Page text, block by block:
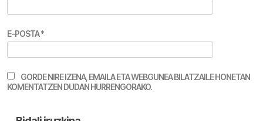
E-POSTA*
GORDE NIRE IZENA, EMAILA ETA WEBGUNEA BILATZAILE HONETAN
KOMENTATZEN DUDAN HURRENGORAKO.